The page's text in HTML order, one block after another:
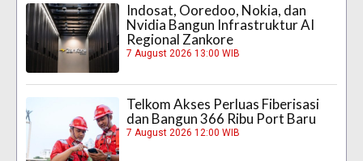
Indosat, Ooredoo, Nokia, dan
Nvidia Bangun Infrastruktur AI
Regional Zankore
7 August 2026 13:00 WIB
Telkom Akses Perluas Fiberisasi
dan Bangun 366 Ribu Port Baru
7 August 2026 12:00 WIB